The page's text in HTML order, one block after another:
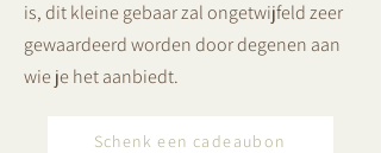
is, dit kleine gebaar zal ongetwijfeld zeer
gewaardeerd worden door degenen aan
wie je het aanbiedt.
Schenk een cadeaubon